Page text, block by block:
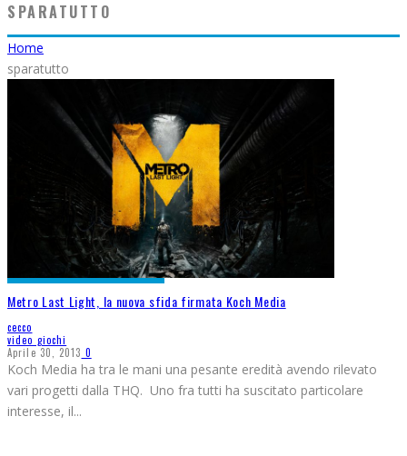
SPARATUTTO
Home
sparatutto
Metro Last Light, la nuova sfida firmata Koch Media
cecco
video giochi
Aprile 30, 2013 0
Koch Media ha tra le mani una pesante eredità avendo rilevato
vari progetti dalla THQ. Uno fra tutti ha suscitato particolare
interesse, il...